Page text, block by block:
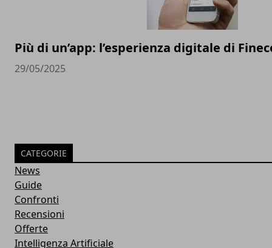
Più di un’app: l’esperienza digitale di
29/05/2025
CATEGORIE
News
Guide
Confronti
Recensioni
Offerte
Intelligenza Artificiale